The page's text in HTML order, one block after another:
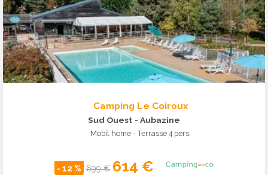
Camping Le Coiroux
Sud Ouest - Aubazine
Mobil home - Terrasse 4 pers.
- 12 % 699 € 614 €